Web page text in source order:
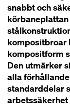
snabbt och
kompositbroar
kompositform
Den utmärker
alla
standarddelar
arbetssäkerhet